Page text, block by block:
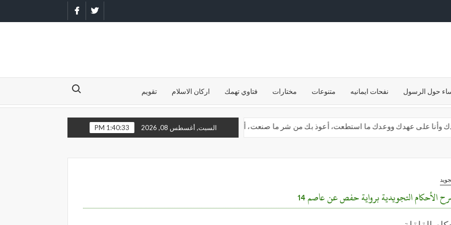
FacebookTwitter
حول الرسول نفحات ايمانيه متنوعات مختارات فتاوي تهمك اركان الاسلام تقويم
Search for:
على عهدك ووعدك ما استطعت، أعوذ بك من شر ما صنعت، أبوء لك بنعمتك علي وأبوء بذنبي فاغفر لي فإنه لا يغفر الذنوب إلا أنت
السبت, أغسطس 08, 2026 1:40:34 PM
الأحكام التجويدية برواية حفص عن عاصم 14